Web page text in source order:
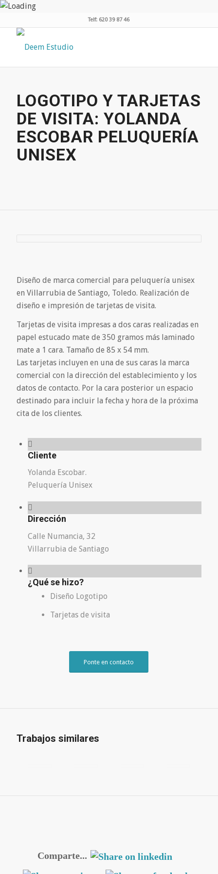
Telf: 620 39 87 46
LOGOTIPO Y TARJETAS
DE VISITA: YOLANDA
ESCOBAR PELUQUERÍA
UNISEX
Diseño de marca comercial para peluquería unisex
en Villarrubia de Santiago, Toledo. Realización de
diseño e impresión de tarjetas de visita.
Tarjetas de visita impresas a dos caras realizadas en
papel estucado mate de 350 gramos más laminado
mate a 1 cara. Tamaño de 85 x 54 mm.
Las tarjetas incluyen en una de sus caras la marca
comercial con la dirección del establecimiento y los
datos de contacto. Por la cara posterior un espacio
destinado para incluir la fecha y hora de la próxima
cita de los clientes.
Cliente
Yolanda Escobar.
Peluquería Unisex
Dirección
Calle Numancia, 32
Villarrubia de Santiago
¿Qué se hizo?
Diseño Logotipo
Tarjetas de visita
Ponte en contacto
Trabajos similares
Comparte...